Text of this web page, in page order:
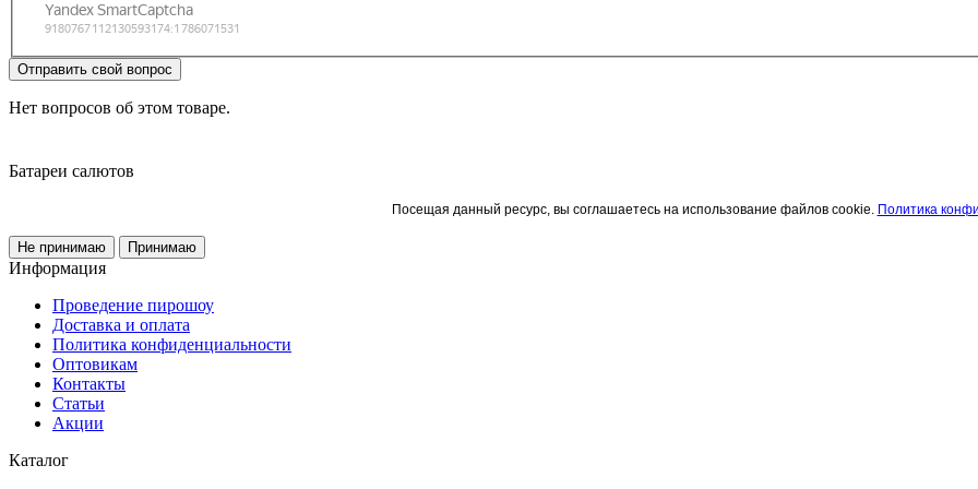
Отправить свой вопрос
Нет вопросов об этом товаре.
Батареи салютов
Посещая данный ресурс, вы соглашаетесь на использование файлов cookie. Политика
Не принимаю Принимаю
Информация
Проведение пирошоу
Доставка и оплата
Политика конфиденциальности
Оптовикам
Контакты
Статьи
Акции
Каталог